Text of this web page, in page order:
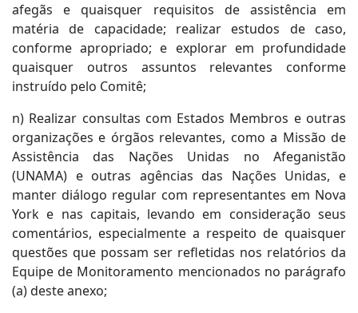
afegãs e quaisquer requisitos de assistência em
matéria de capacidade; realizar estudos de caso,
conforme apropriado; e explorar em profundidade
quaisquer outros assuntos relevantes conforme
instruído pelo Comitê;
n) Realizar consultas com Estados Membros e outras
organizações e órgãos relevantes, como a Missão de
Assistência das Nações Unidas no Afeganistão
(UNAMA) e outras agências das Nações Unidas, e
manter diálogo regular com representantes em Nova
York e nas capitais, levando em consideração seus
comentários, especialmente a respeito de quaisquer
questões que possam ser refletidas nos relatórios da
Equipe de Monitoramento mencionados no parágrafo
(a) deste anexo;